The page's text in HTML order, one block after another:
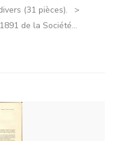
(31 pièces).
de la Société...